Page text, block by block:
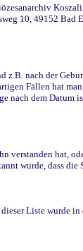
10, 49152
nach der
Fällen hat
dem Datum
hat,
wurde, dass
Liste wurde